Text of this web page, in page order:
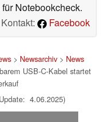
Notebookcheck.
Kontakt:
Facebook
> Newsarchiv> News
USB-C-Kabel startet
4.06.2025)